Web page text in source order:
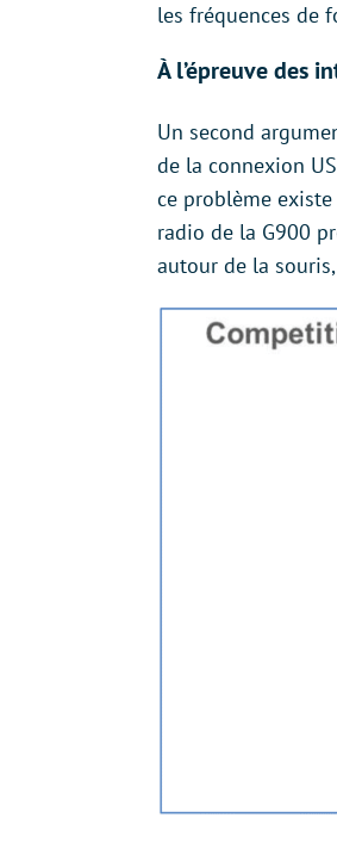
les fréquences de
À l’épreuve des
Un second
de la connexion
ce problème
radio de la G900
autour de la